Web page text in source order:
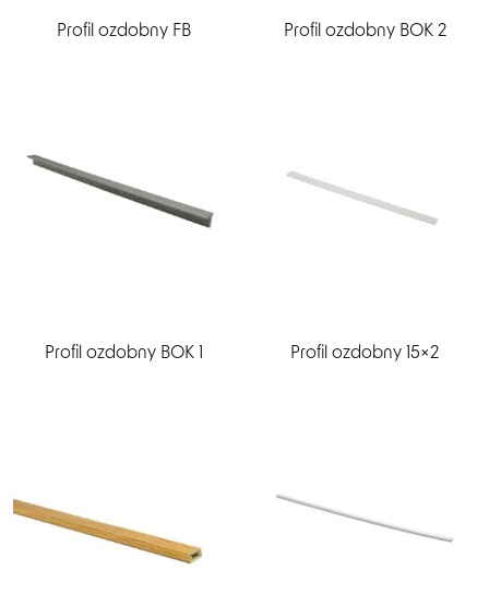
Profil ozdobny FB Profil ozdobny BOK 2
Profil ozdobny BOK 1 Profil ozdobny 15×2